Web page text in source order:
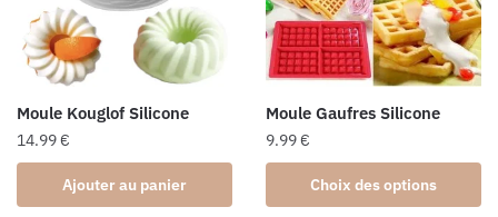
être
choisies
sur
page
du
produit
choisies
sur
la
page
du
produit
Moule Kouglof Silicone
14.99€
Ajouter au panier
Moule Gaufres Silicone
9.99€
Choix des options
produit